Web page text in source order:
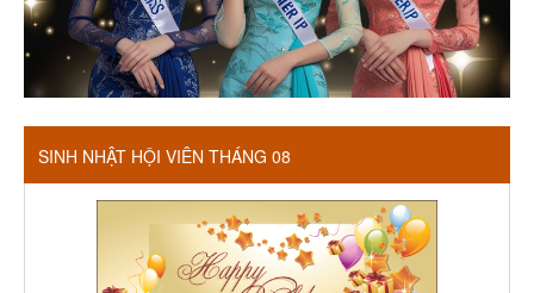
SINH NHẬT HỘI VIÊN THÁNG 08